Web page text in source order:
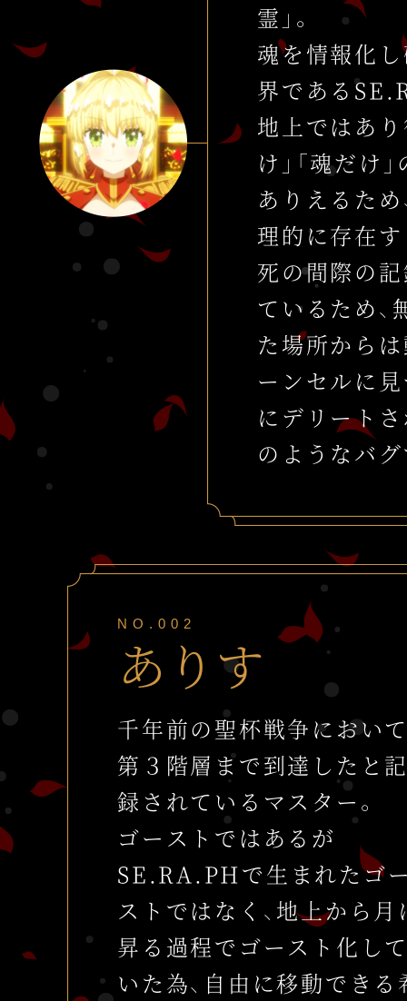
霊」。
魂を情報化
界である
地上ではあ
け」「魂だけ
ありえるた
理的に存在す
死の間際の
ているため
た場所から
ーンセルに
にデリート
のようなバ
NO.002
ありす
千年前の聖杯戦争において
第３階層まで到達したと
録されているマスター。
ゴーストではあるが
SE.RA.PHで生まれたゴ
ストではなく、地上から月
昇る過程でゴースト化し
いた為、自由に移動できる